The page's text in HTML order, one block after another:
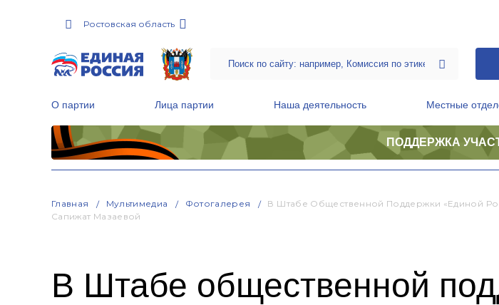
Ростовская область
О партии Лица партии Наша деятельность Местные
ПОДДЕРЖКА
Главная Мультимедиа Фотогалерея
В Штабе Общественной Поддержки «Единой
Сапижат Мазаевой
В Штабе общественной